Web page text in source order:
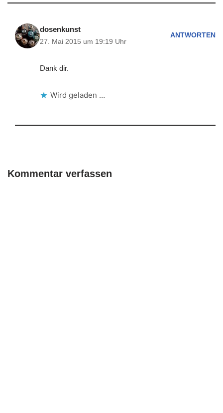
dosenkunst
27. Mai 2015 um 19:19 Uhr
ANTWORTEN
Dank dir.
Wird geladen …
Kommentar verfassen